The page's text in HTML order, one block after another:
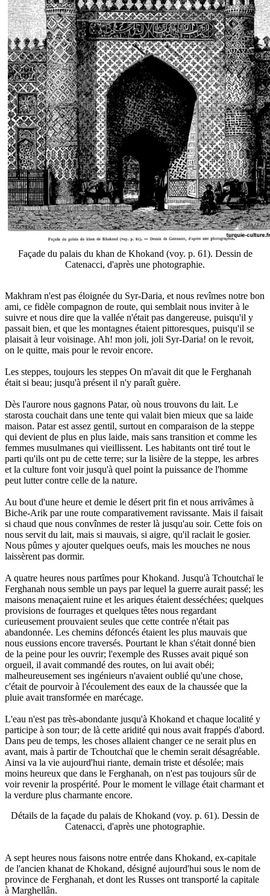
Façade du palais du khan de Khokand (voy. p. 61). Dessin de
Catenacci, d'après une photographie.
Makhram n'est pas éloignée du Syr-Daria, et nous revîmes notre bon
ami, ce fidèle compagnon de route, qui semblait nous inviter à le
suivre et nous dire que la vallée n'était pas dangereuse, puisqu'il y
passait bien, et que les montagnes étaient pittoresques, puisqu'il se
plaisait à leur voisinage. Ah! mon joli, joli Syr-Daria! on le revoit,
on le quitte, mais pour le revoir encore.
Les steppes, toujours les steppes On m'avait dit que le Ferghanah
était si beau; jusqu'à présent il n'y paraît guère.
Dès l'aurore nous gagnons Patar, où nous trouvons du lait. Le
starosta couchait dans une tente qui valait bien mieux que sa laide
maison. Patar est assez gentil, surtout en comparaison de la steppe
qui devient de plus en plus laide, mais sans transition et comme les
femmes musulmanes qui vieillissent. Les habitants ont tiré tout le
parti qu'ils ont pu de cette terre; sur la lisière de la steppe, les arbres
et la culture font voir jusqu'à quel point la puissance de l'homme
peut lutter contre celle de la nature.
Au bout d'une heure et demie le désert prit fin et nous arrivâmes à
Biche-Arik par une route comparativement ravissante. Mais il faisait
si chaud que nous convînmes de rester là jusqu'au soir. Cette fois on
nous servit du lait, mais si mauvais, si aigre, qu'il raclait le gosier.
Nous pûmes y ajouter quelques oeufs, mais les mouches ne nous
laissèrent pas dormir.
A quatre heures nous partîmes pour Khokand. Jusqu'à Tchoutchaï le
Ferghanah nous semble un pays par lequel la guerre aurait passé; les
maisons menaçaient ruine et les ariques étaient desséchées; quelques
provisions de fourrages et quelques têtes nous regardant
curieusement prouvaient seules que cette contrée n'était pas
abandonnée. Les chemins défoncés étaient les plus mauvais que
nous eussions encore traversés. Pourtant le khan s'était donné bien
de la peine pour les ouvrir; l'exemple des Russes avait piqué son
orgueil, il avait commandé des routes, on lui avait obéi;
malheureusement ses ingénieurs n'avaient oublié qu'une chose,
c'était de pourvoir à l'écoulement des eaux de la chaussée que la
pluie avait transformée en marécage.
L'eau n'est pas très-abondante jusqu'à Khokand et chaque localité y
participe à son tour; de là cette aridité qui nous avait frappés d'abord.
Dans peu de temps, les choses allaient changer ce ne serait plus en
avant, mais à partir de Tchoutchaï que le chemin serait désagréable.
Ainsi va la vie aujourd'hui riante, demain triste et désolée; mais
moins heureux que dans le Ferghanah, on n'est pas toujours sûr de
voir revenir la prospérité. Pour le moment le village était charmant et
la verdure plus charmante encore.
Détails de la façade du palais de Khokand (voy. p. 61). Dessin de
Catenacci, d'après une photographie.
A sept heures nous faisons notre entrée dans Khokand, ex-capitale
de l'ancien khanat de Khokand, désigné aujourd'hui sous le nom de
province de Ferghanah, et dont les Russes ont transporté la capitale
à Marghellân.